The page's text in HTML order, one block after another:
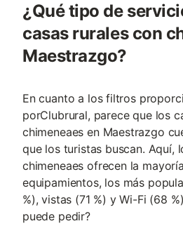
¿Qué tipo de
casas rurales con
Maestrazgo?
En cuanto a los filtros
porClubrural, parece que los
chimeneaes en Maestrazgo
que los turistas buscan. Aquí,
chimeneaes ofrecen la
equipamientos, los más
%), vistas (71 %) y Wi-Fi (68
puede pedir?